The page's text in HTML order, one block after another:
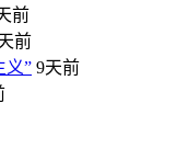
前
前
义” 9天前